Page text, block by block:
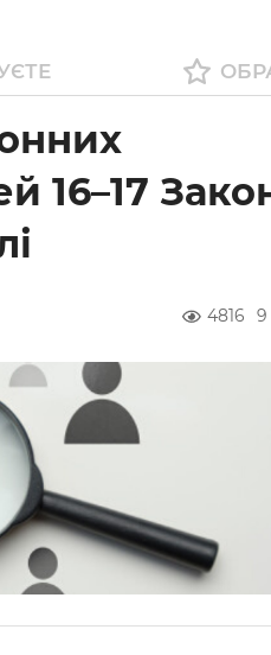
16–17
4816 9